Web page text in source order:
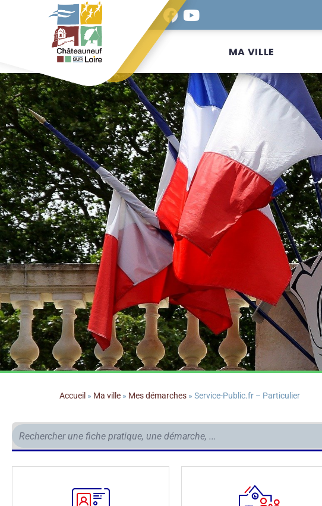
MA VILLE
Accueil » Ma ville » Mes démarches » Service-Public.fr – Particulier